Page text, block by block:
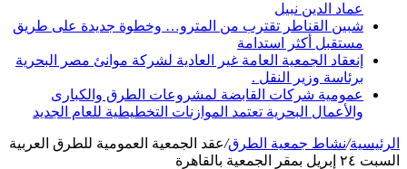
عماد الدين نبيل
شبين القناطر تقترب من المترو… وخطوة جديدة على طريق
مستقبل أكثر استدامة
إنعقاد الجمعية العامة غير العادية لشركة موانئ مصر البحرية
برئاسة وزير النقل .
عمومية شركات القابضة لمشروعات الطرق والكبارى
والأعمال البحرية تعتمد الموازنات التخطيطية للعام الجديد
الرئيسية/نشاط جمعية الطرق/عقد الجمعية العمومية للطرق العربية
السبت ٢٤ إبريل بمقر الجمعية بالقاهرة